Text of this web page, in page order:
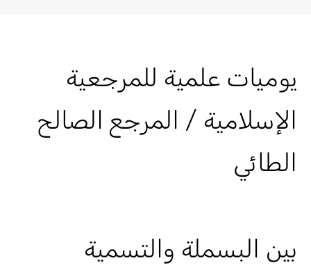
يوميات علمية للمرجعية
الإسلامية / المرجع الصالح
الطائي
بين البسملة والتسمية